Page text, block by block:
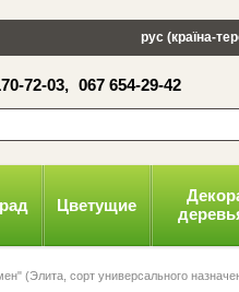
Оплата и доставка Политика
рус (країна-
72-03, 067 654-29-42
Цветущие
(Элита, сорт универсального